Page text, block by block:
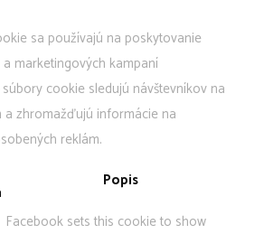
sa používajú na poskytovanie
marketingových kampaní
cookie sledujú návštevníkov na
a zhromažďujú informácie na
reklám.
Popis
Facebook sets this cookie to show